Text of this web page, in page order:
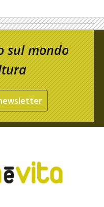
sul mondo